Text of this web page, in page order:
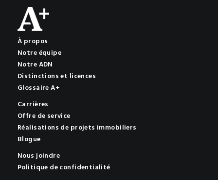
À propos
Notre équipe
Notre ADN
Distinctions et licences
Glossaire A+
Carrières
Offre de service
Réalisations de projets immobiliers
Blogue
Nous joindre
Politique de confidentialité